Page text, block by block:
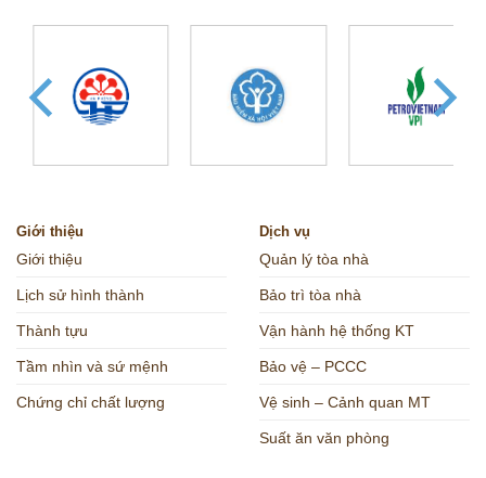
Giới thiệu
Giới thiệu
Lịch sử hình thành
Thành tựu
Tầm nhìn và sứ mệnh
Chứng chỉ chất lượng
Dịch vụ
Quản lý tòa nhà
Bảo trì tòa nhà
Vận hành hệ thống KT
Bảo vệ – PCCC
Vệ sinh – Cảnh quan MT
Suất ăn văn phòng